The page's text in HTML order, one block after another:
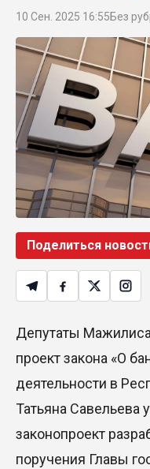
10 Сен. 2025 16:55Без
Поделиться
Депутаты
проект закона «О
деятельности в
Татьяна Савельева
законопроект
поручения Главы